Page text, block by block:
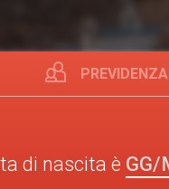
PREVIDENZA
di nascita è